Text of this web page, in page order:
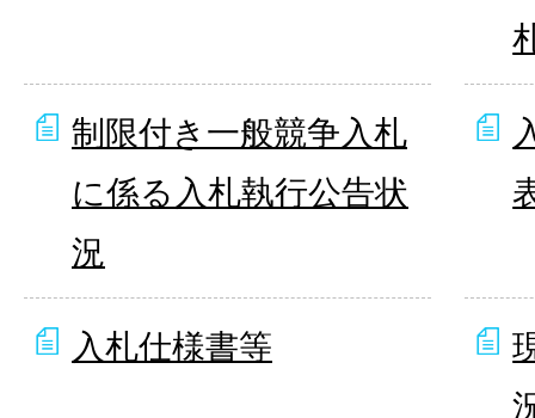
制限付き一般競争入札
に係る入札執行公告状
況
入札仕様書等